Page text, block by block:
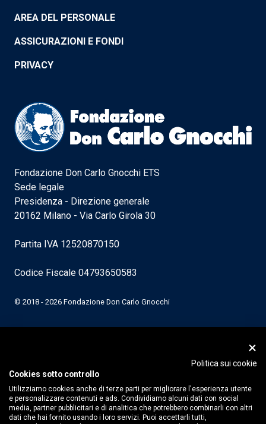
AREA DEL PERSONALE
ASSICURAZIONI E FONDI
PRIVACY
Fondazione Don Carlo Gnocchi ETS
Sede legale
Presidenza - Direzione generale
20162 Milano - Via Carlo Girola 30
Partita IVA 12520870150
Codice Fiscale 04793650583
© 2018 - 2026 Fondazione Don Carlo Gnocchi
Politica sui cookie
Cookies sotto controllo
Utilizziamo cookies anche di terze parti per migliorare l'esperienza utente
e personalizzare contenuti e ads. Condividiamo alcuni dati con social
media, partner pubblicitari e di analitica che potrebbero combinarli con altri
dati che hai fornito usando i loro servizi. Puoi accettarli tutti,